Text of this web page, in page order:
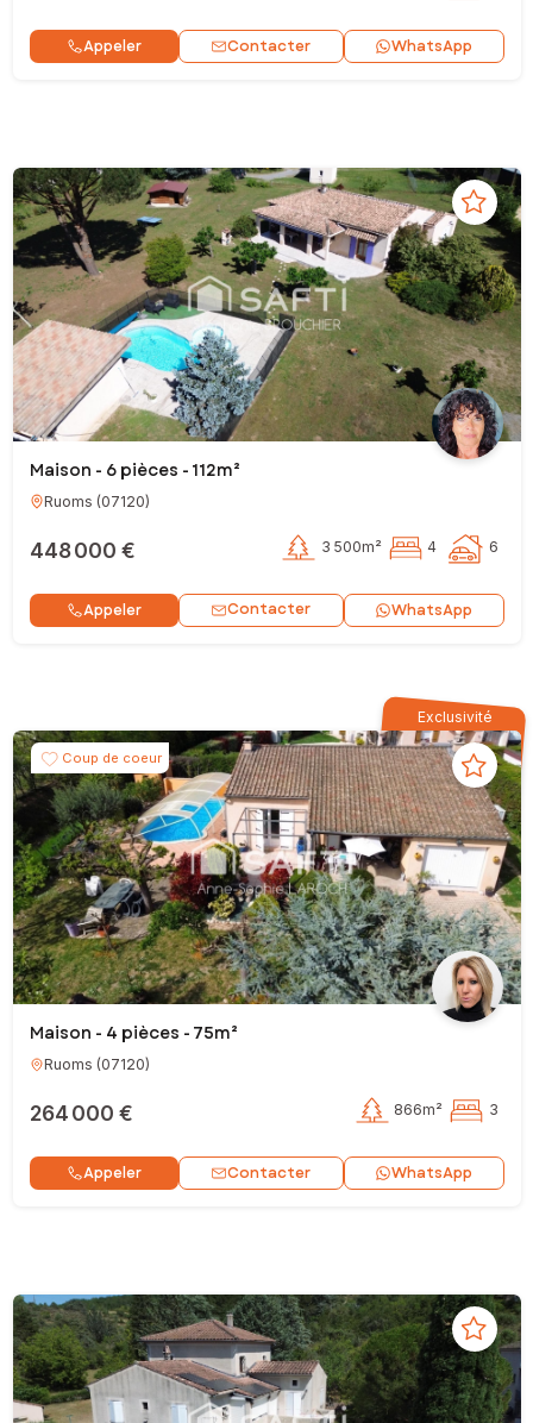
Appeler Contacter WhatsApp
Maison - 6 pièces - 112m²
Ruoms (07120)
448 000 € 3 500m² 4 6
Appeler Contacter WhatsApp
Exclusivité
Coup de coeur
Maison - 4 pièces - 75m²
Ruoms (07120)
264 000 € 866m² 3
Appeler Contacter WhatsApp